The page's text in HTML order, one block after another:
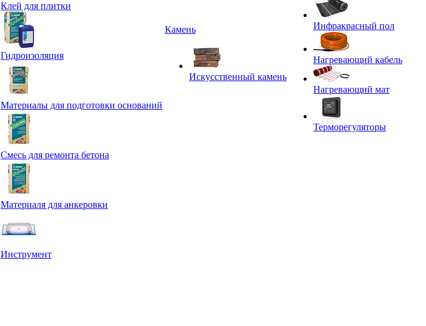
Клей для плитки
Гидроизоляция
Материалы для подготовки оснований
Смесь для ремонта бетона
Материаля для анкеровки
Инструмент
Камень
Искусственный камень
Инфракрасный пол
Нагревающий кабель
Нагревающий мат
Терморегуляторы